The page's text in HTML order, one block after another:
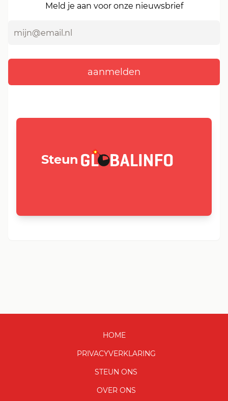
Meld je aan voor onze nieuwsbrief
Steun GLOBALINFO.nl
HOME
PRIVACYVERKLARING
STEUN ONS
OVER ONS